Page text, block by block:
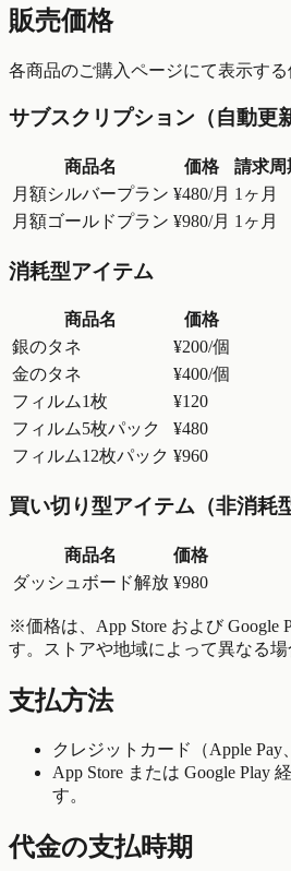
販売価格
各商品のご購入ページにて表示する
サブスクリプション（自動更
商品名 価格
請求周
月額シルバープラン ¥480/月 1ヶ月
月額ゴールドプラン ¥980/月 1ヶ月
消耗型アイテム
商品名
価格
銀のタネ
¥200/個
金のタネ
¥400/個
フィルム1枚
¥120
フィルム5枚パック
¥480
フィルム12枚パック ¥960
買い切り型アイテム（非消耗
商品名
価格
ダッシュボード解放 ¥980
※価格は、App Store および Google
す。ストアや地域によって異なる場
支払方法
クレジットカード（Apple Pay
App Store または Google Play
す。
代金の支払時期